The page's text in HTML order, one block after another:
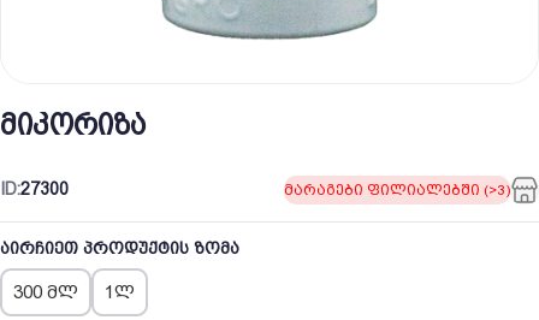
მიკორიზა
ID:27300 მარაგები ფილიალებში (>3)
აირჩიეთ პროდუქტის ზომა
300 მლ 1ლ